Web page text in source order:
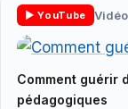
▶ YouTube
▶
Comment guérir
pédagogiques